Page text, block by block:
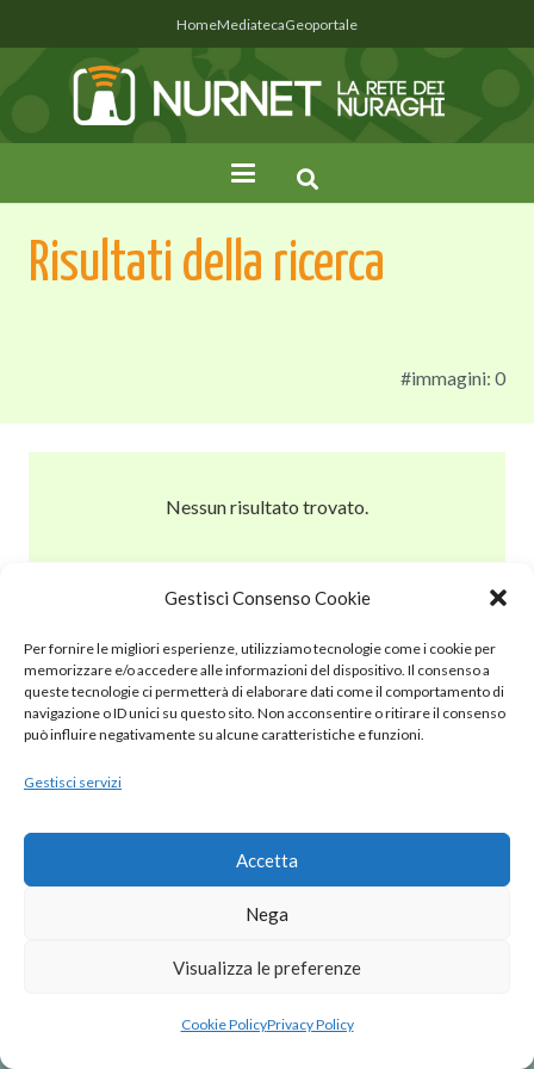
Gestisci Consenso Cookie
Per fornire le migliori esperienze, utilizziamo tecnologie come i cookie per
memorizzare e/o accedere alle informazioni del dispositivo. Il consenso a
queste tecnologie ci permetterà di elaborare dati come il comportamento di
navigazione o ID unici su questo sito. Non acconsentire o ritirare il consenso
può influire negativamente su alcune caratteristiche e funzioni.
Gestisci servizi
Accetta
Nega
Visualizza le preferenze
Cookie PolicyPrivacy Policy
HomeMediatecaGeoportale
Risultati della ricerca
#immagini: 0
Nessun risultato trovato.
antoniopalumbo.it
Cookie Policy (UE)
Privacy Policy